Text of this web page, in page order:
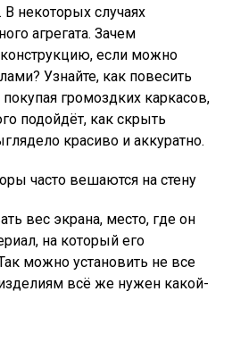
некоторых случаях
агрегата. Зачем
если можно
Узнайте, как повесить
покупая громоздких каркасов,
подойдёт, как скрыть
красиво и аккуратно.
часто вешаются на стену
вес экрана, место, где он
на который его
можно установить не все
всё же нужен какой-